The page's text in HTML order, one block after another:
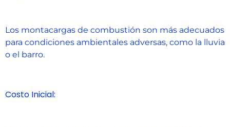
Los montacargas de combustión son más adecuados
para condiciones ambientales adversas, como la lluvia
o el barro.
Costo Inicial: